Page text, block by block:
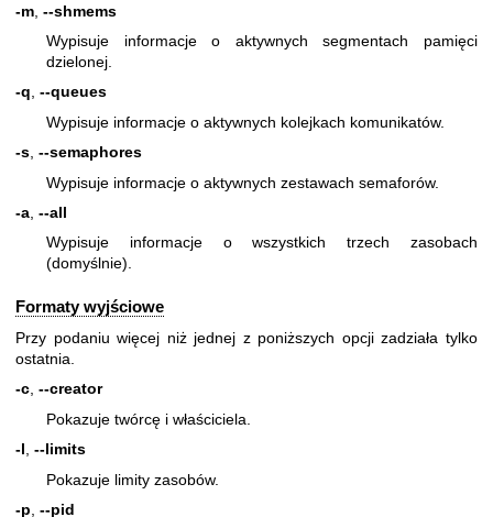
-m --shmems
Wypisuje informacje o aktywnych segmentach pamięci
dzielonej.
-q, --queues
Wypisuje informacje o aktywnych kolejkach komunikatów.
-s, --semaphores
Wypisuje informacje o aktywnych zestawach semaforów.
-a --all
Wypisuje informacje o wszystkich trzech zasobach
(domyślnie).
Formaty wyjściowe
Przy podaniu więcej niż jednej z poniższych opcji zadziała tylko
ostatnia.
-c, --creator
Pokazuje twórcę i właściciela.
-l, --limits
Pokazuje limity zasobów.
-p --pid